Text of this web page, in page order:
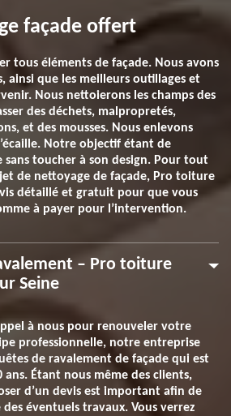
façade offert
tous éléments de façade. Nous avons
ainsi que les meilleurs outillages et
Nous nettoierons les champs des
des déchets, malpropretés,
et des mousses. Nous enlevons
Notre objectif étant de
toucher à son design. Pour tout
de nettoyage de façade, Pro toiture
détaillé et gratuit pour que vous
à payer pour l’intervention.
– Pro toiture
Seine
à nous pour renouveler votre
professionnelle, notre entreprise
de ravalement de façade qui est
Étant nous même des clients,
d’un devis est important afin de
éventuels travaux. Vous verrez